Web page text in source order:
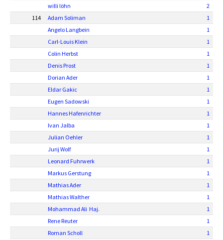
willi löhn
2
114
Adam Soliman
1
Angelo Langbein
1
Carl-Louis Klein
1
Colin Herbst
1
Denis Prost
1
Dorian Ader
1
Eldar Gakic
1
Eugen Sadowski
1
Hannes Hafenrichter
1
Ivan Jalba
1
Julian Oehler
1
Jurij Wolf
1
Leonard Fuhrwerk
1
Markus Gerstung
1
Mathias Ader
1
Mathias Walther
1
Mohammad Ali Haj.
1
Rene Reuter
1
Roman Scholl
1